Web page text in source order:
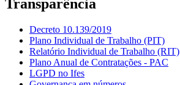
Transparência
Decreto 10.139/2019
Plano Individual de Trabalho (PIT)
Relatório Individual de Trabalho (RIT)
Plano Anual de Contratações - PAC
LGPD no Ifes